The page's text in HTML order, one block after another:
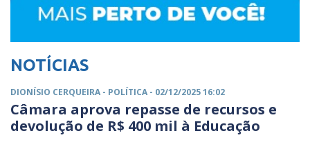
NOTÍCIAS
DIONÍSIO CERQUEIRA - POLÍTICA - 02/12/2025 16:02
Câmara aprova repasse de recursos e
devolução de R$ 400 mil à Educação